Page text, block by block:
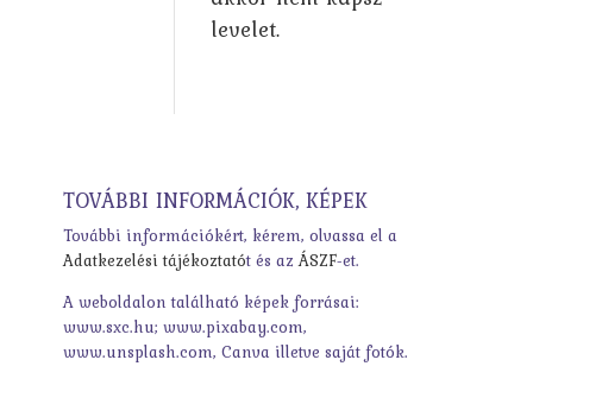
levelet.
TOVÁBBI INFORMÁCIÓK, KÉPEK
További információkért, kérem, olvassa el a
Adatkezelési tájékoztatót és azÁSZF-et.
A weboldalon található képek forrásai:
www.sxc.hu; www.pixabay.com,
www.unsplash.com, Canva illetve saját fotók.